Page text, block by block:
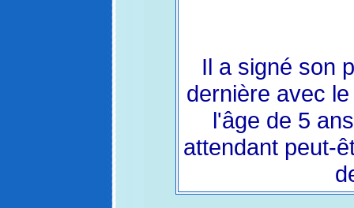
Il a signé son
dernière avec
l'âge de 5
attendant peut-